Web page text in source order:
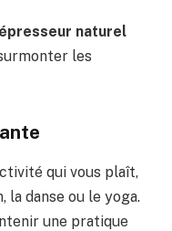
naturel
les
qui vous plaît,
la danse ou le yoga.
une pratique